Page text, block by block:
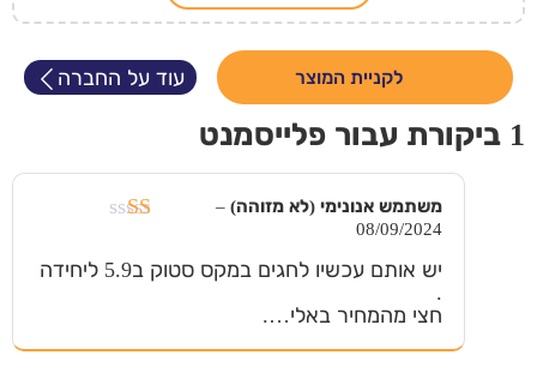
לקניית המוצר עוד על החברה
1 ביקורת עבור פלייסמנט
1
מתוך
משתמש אנונימי (לא מזוהה) –
08/09/2024
יש אותם עכשיו לחגים במקס סטוק ב5.9 ליחידה
.
חצי מהמחיר באלי….